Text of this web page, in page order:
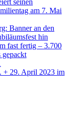
seinen
am 7. Mai
Banner an den
hin
fast fertig – 3.700
gepackt
+ 29. April 2023 im